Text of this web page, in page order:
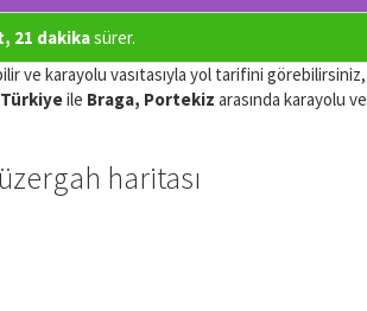
21 dakikasürer.
ve karayolu vasıtasıyla yol tarifini görebilirsiniz,
Türkiyeile Braga, Portekiz arasında karayolu ve
haritası